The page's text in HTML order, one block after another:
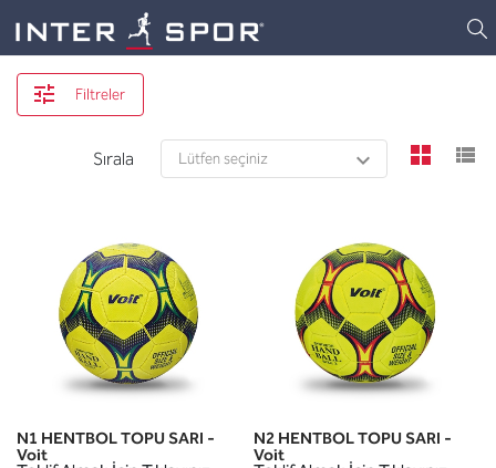
Filtreler
Sırala
N1 HENTBOL TOPU SARI -
Voit
N2 HENTBOL TOPU SARI -
Voit